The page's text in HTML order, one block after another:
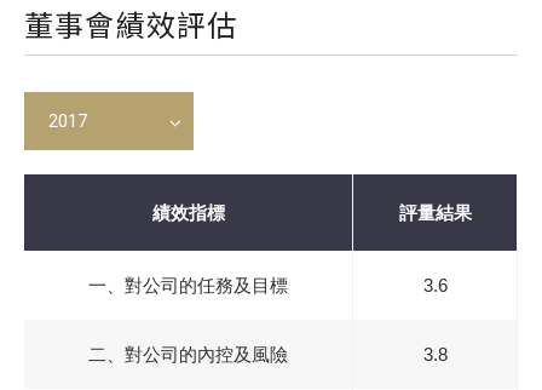
董事會績效評估
2017
績效指標 評量結果
一、對公司的任務及目標 3.6
二、對公司的內控及風險 3.8